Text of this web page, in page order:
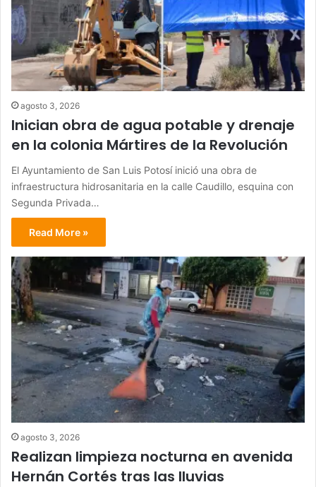
agosto 3, 2026
Inician obra de agua potable y drenaje
en la colonia Mártires de la Revolución
El Ayuntamiento de San Luis Potosí inició una obra de
infraestructura hidrosanitaria en la calle Caudillo, esquina con
Segunda Privada…
Read More »
agosto 3, 2026
Realizan limpieza nocturna en avenida
Hernán Cortés tras las lluvias